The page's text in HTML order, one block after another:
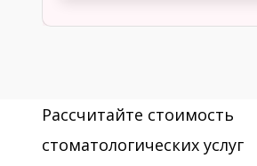
Рассчитайте стоимость
стоматологических услуг